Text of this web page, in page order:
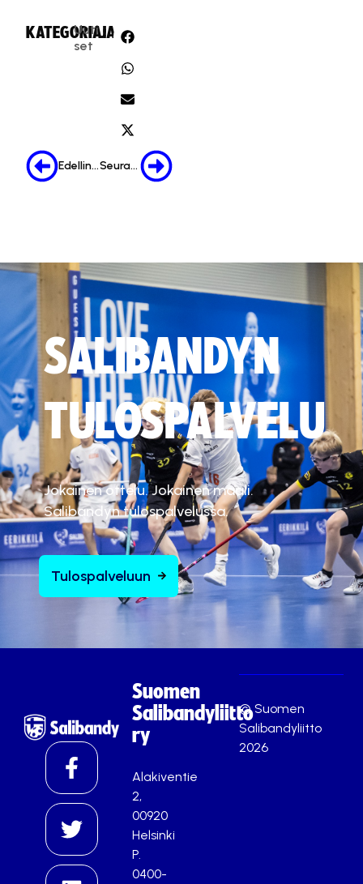
KATEGORIA:
Uuti
set
JAA:
Edellinen Seuraava
SALIBANDYN
TULOSPALVELU
Jokainen ottelu. Jokainen maali.
Salibandyn tulospalvelussa.
Tulospalveluun
Suomen
Salibandyliitto
ry
Alakiventie
2,
00920
Helsinki
P.
0400-
© Suomen
Salibandyliitto
2026